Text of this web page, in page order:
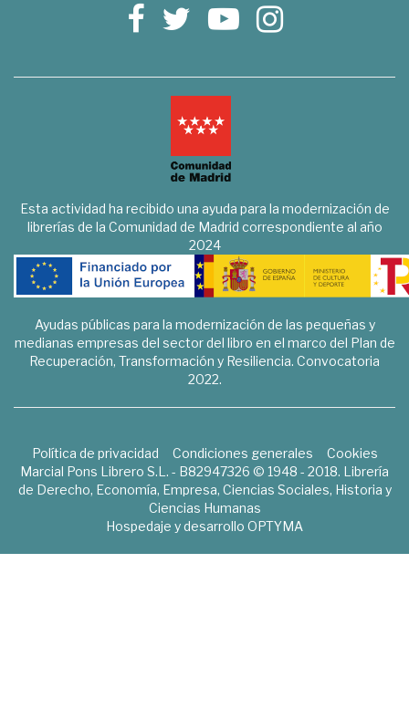
Esta actividad ha recibido una ayuda para la modernización de
librerías de la Comunidad de Madrid correspondiente al año
2024
Ayudas públicas para la modernización de las pequeñas y
medianas empresas del sector del libro en el marco del Plan de
Recuperación, Transformación y Resiliencia. Convocatoria
2022.
Política de privacidad Condiciones generales
Cookies
Marcial Pons Librero S.L. - B82947326 © 1948 - 2018. Librería
de Derecho, Economía, Empresa, Ciencias Sociales, Historia y
Ciencias Humanas
Hospedaje y desarrollo OPTYMA